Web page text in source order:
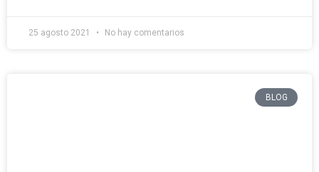
25 agosto 2021 No hay comentarios
BLOG